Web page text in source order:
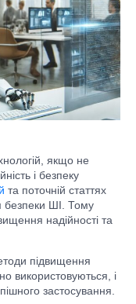
якщо не
і безпеку
та поточній статтях
безпеки ШІ. Тому
надійності та
підвищення
використовуються, і
застосування.